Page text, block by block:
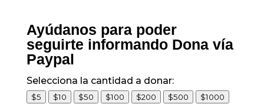
Ayúdanos para poder
seguirte informando Dona vía
Paypal
Selecciona la cantidad a donar:
$5 $10 $50 $100 $200 $500 $1000